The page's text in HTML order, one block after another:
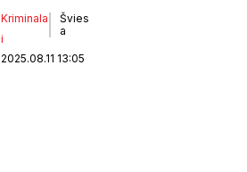
Kriminala
i
Švies
a
2025.08.11 13:05